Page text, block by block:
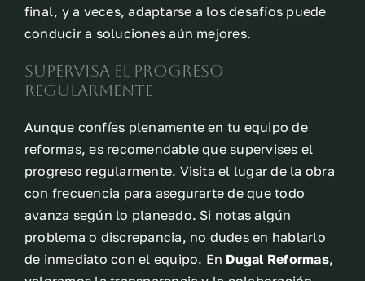
final, y a veces, adaptarse a los desafíos puede
conducir a soluciones aún mejores.
Supervisa el progreso
regularmente
Aunque confíes plenamente en tu equipo de
reformas, es recomendable que supervises el
progreso regularmente. Visita el lugar de la obra
con frecuencia para asegurarte de que todo
avanza según lo planeado. Si notas algún
problema o discrepancia, no dudes en hablarlo
de inmediato con el equipo. En Dugal Reformas,